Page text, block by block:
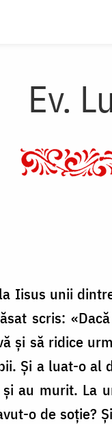
Ev.
Iisus unii
scris:
și să ridice
Și a luat-o al
au murit. La
o de soție?